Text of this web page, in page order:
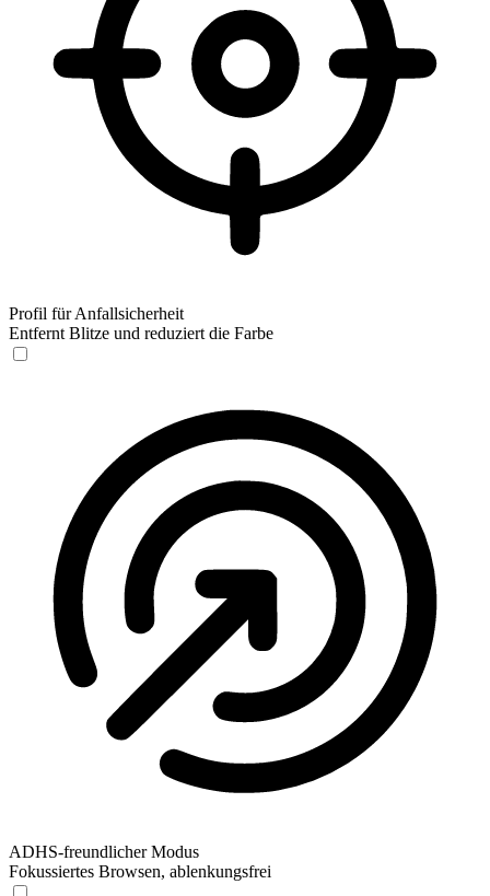
Profil für Anfallsicherheit
Entfernt Blitze und reduziert die Farbe
ADHS-freundlicher Modus
Fokussiertes Browsen, ablenkungsfrei